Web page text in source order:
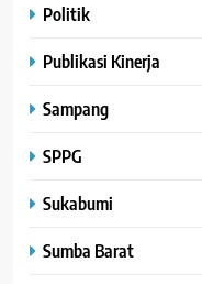
Politik
Publikasi Kinerja
Sampang
SPPG
Sukabumi
Sumba Barat